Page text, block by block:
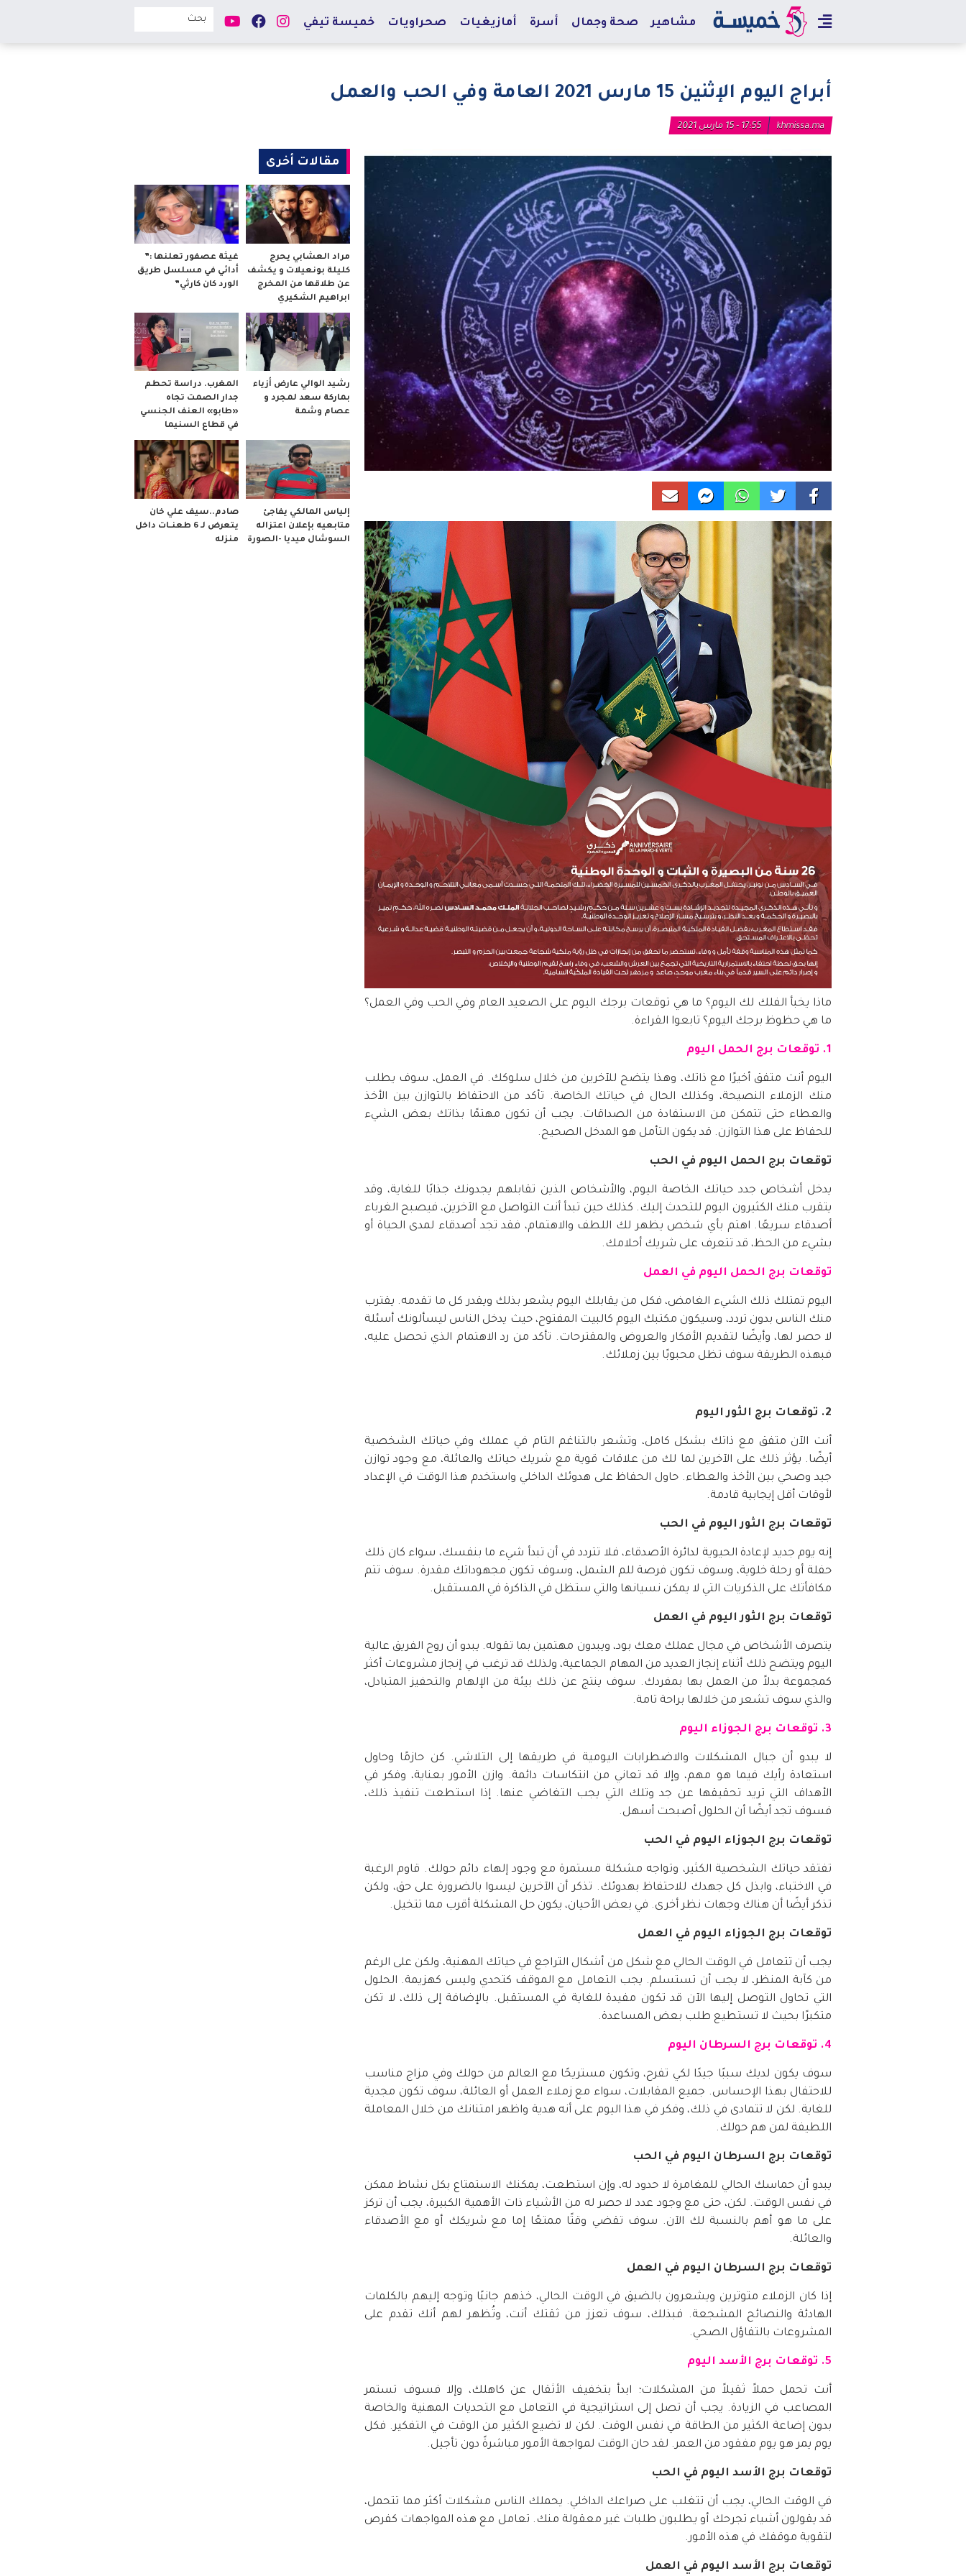
مشاهير صحة وجمال أسرة أمازيغيات صحراويات خميسة تيفي
أبراج اليوم الإثنين 15 مارس 2021 العامة وفي الحب والعمل
khmissa.ma 17:55 - 15 مارس 2021
ماذا يخبأ الفلك لك اليوم؟ ما هي توقعات برجك اليوم على الصعيد العام وفي الحب وفي العمل؟
ما هي حظوظ برجك اليوم؟ تابعوا القراءة.
1. توقعات برج الحمل اليوم
اليوم أنت متفق أخيرًا مع ذاتك، وهذا يتضح للآخرين من خلال سلوكك. في العمل، سوف يطلب
منك الزملاء النصيحة، وكذلك الحال في حياتك الخاصة. تأكد من الاحتفاظ بالتوازن بين الأخذ
والعطاء حتى تتمكن من الاستفادة من الصداقات. يجب أن تكون مهتمًا بذاتك بعض الشيء
للحفاظ على هذا التوازن. قد يكون التأمل هو المدخل الصحيح.
توقعات برج الحمل اليوم في الحب
يدخل أشخاص جدد حياتك الخاصة اليوم، والأشخاص الذين تقابلهم يجدونك جذابًا للغاية، وقد
يتقرب منك الكثيرون اليوم للتحدث إليك. كذلك حين تبدأ أنت التواصل مع الآخرين، فيصبح الغرباء
أصدقاء سريعًا. اهتم بأي شخص يظهر لك اللطف والاهتمام، فقد تجد أصدقاء لمدى الحياة أو
بشيء من الحظ، قد تتعرف على شريك أحلامك.
توقعات برج الحمل اليوم في العمل
اليوم تمتلك ذلك الشيء الغامض، فكل من يقابلك اليوم يشعر بذلك ويقدر كل ما تقدمه. يقترب
منك الناس بدون تردد، وسيكون مكتبك اليوم كالبيت المفتوح، حيث يدخل الناس ليسألونك أسئلة
لا حصر لها، وأيضًا لتقديم الأفكار والعروض والمقترحات. تأكد من رد الاهتمام الذي تحصل عليه،
فبهذه الطريقة سوف تظل محبوبًا بين زملائك.
2. توقعات برج الثور اليوم
أنت الآن متفق مع ذاتك بشكل كامل، وتشعر بالتناغم التام في عملك وفي حياتك الشخصية
أيضًا. يؤثر ذلك على الآخرين لما لك من علاقات قوية مع شريك حياتك والعائلة، مع وجود توازن
جيد وصحي بين الأخذ والعطاء. حاول الحفاظ على هدوئك الداخلي واستخدم هذا الوقت في الإعداد
لأوقات أقل إيجابية قادمة.
توقعات برج الثور اليوم في الحب
إنه يوم جديد لإعادة الحيوية لدائرة الأصدقاء، فلا تتردد في أن تبدأ شيء ما بنفسك، سواء كان ذلك
حفلة أو رحلة خلوية، وسوف تكون فرصة للم الشمل، وسوف تكون مجهوداتك مقدرة. سوف تتم
مكافأتك على الذكريات التي لا يمكن نسيانها والتي ستظل في الذاكرة في المستقبل.
توقعات برج الثور اليوم في العمل
يتصرف الأشخاص في مجال عملك معك بود، ويبدون مهتمين بما تقوله. يبدو أن روح الفريق عالية
اليوم ويتضح ذلك أثناء إنجاز العديد من المهام الجماعية، ولذلك قد ترغب في إنجاز مشروعات أكثر
كمجموعة بدلاً من العمل بها بمفردك. سوف ينتج عن ذلك بيئة من الإلهام والتحفيز المتبادل،
والذي سوف تشعر من خلالها براحة تامة.
3. توقعات برج الجوزاء اليوم
لا يبدو أن جبال المشكلات والاضطرابات اليومية في طريقها إلى التلاشي. كن حازمًا وحاول
استعادة رأيك فيما هو مهم، وإلا قد تعاني من انتكاسات دائمة. وازن الأمور بعناية، وفكر في
الأهداف التي تريد تحقيقها عن جد وتلك التي يجب التغاضي عنها. إذا استطعت تنفيذ ذلك،
فسوف تجد أيضًا أن الحلول أصبحت أسهل.
توقعات برج الجوزاء اليوم في الحب
تفتقد حياتك الشخصية الكثير، وتواجه مشكلة مستمرة مع وجود إلهاء دائم حولك. قاوم الرغبة
في الاختباء، وابذل كل جهدك للاحتفاظ بهدوئك. تذكر أن الآخرين ليسوا بالضرورة على حق، ولكن
تذكر أيضًا أن هناك وجهات نظر أخرى. في بعض الأحيان، يكون حل المشكلة أقرب مما تتخيل.
توقعات برج الجوزاء اليوم في العمل
يجب أن تتعامل في الوقت الحالي مع شكل من أشكال التراجع في حياتك المهنية، ولكن على الرغم
من كآبة المنظر، لا يجب أن تستسلم. يجب التعامل مع الموقف كتحدي وليس كهزيمة. الحلول
التي تحاول التوصل إليها الآن قد تكون مفيدة للغاية في المستقبل. بالإضافة إلى ذلك، لا تكن
متكبرًا بحيث لا تستطيع طلب بعض المساعدة.
4. توقعات برج السرطان اليوم
سوف يكون لديك سببًا جيدًا لكي تفرح، وتكون مستريحًا مع العالم من حولك وفي مزاج مناسب
للاحتفال بهذا الإحساس. جميع المقابلات، سواء مع زملاء العمل أو العائلة، سوف تكون مجدية
للغاية. لكن لا تتمادى في ذلك، وفكر في هذا اليوم على أنه هدية واظهر امتنانك من خلال المعاملة
اللطيفة لمن هم حولك.
توقعات برج السرطان اليوم في الحب
يبدو أن حماسك الحالي للمغامرة لا حدود له، وإن استطعت، يمكنك الاستمتاع بكل نشاط ممكن
في نفس الوقت. لكن، حتى مع وجود عدد لا حصر له من الأشياء ذات الأهمية الكبيرة، يجب أن تركز
على ما هو أهم بالنسبة لك الآن. سوف تقضي وقتًا ممتعًا إما مع شريكك أو مع الأصدقاء
والعائلة.
توقعات برج السرطان اليوم في العمل
إذا كان الزملاء متوترين ويشعرون بالضيق في الوقت الحالي، خذهم جانبًا وتوجه إليهم بالكلمات
الهادئة والنصائح المشجعة. فبذلك، سوف تعزز من ثقتك أنت، وتُظهر لهم أنك تقدم على
المشروعات بالتفاؤل الصحي.
5. توقعات برج الأسد اليوم
أنت تحمل حملاً ثقيلاً من المشكلات؛ ابدأ بتخفيف الأثقال عن كاهلك، وإلا فسوف تستمر
المصاعب في الزيادة. يجب أن تصل إلى استراتيجية في التعامل مع التحديات المهنية والخاصة
بدون إضاعة الكثير من الطاقة في نفس الوقت. لكن لا تضيع الكثير من الوقت في التفكير. فكل
يوم يمر هو يوم مفقود من العمر. لقد حان الوقت لمواجهة الأمور مباشرةً دون تأجيل.
توقعات برج الأسد اليوم في الحب
في الوقت الحالي، يجب أن تتغلب على صراعك الداخلي. يحملك الناس مشكلات أكثر مما تتحمل،
قد يقولون أشياء تجرحك أو يطلبون طلبات غير معقولة منك. تعامل مع هذه المواجهات كفرص
لتقوية موقفك في هذه الأمور.
توقعات برج الأسد اليوم في العمل
مقالات أخرى
مراد العشابي يحرج
كليلة بونعيلات و يكشف
عن طلاقها من المخرج
ابراهيم الشكيري
غيثة عصفور تعلنها :”
أدائي في مسلسل طريق
الورد كان كارثي”
رشيد الوالي عارض أزياء
بماركة سعد لمجرد و
عصام وشمة
المغرب. دراسة تحطم
جدار الصمت تجاه
«طابو» العنف الجنسي
في قطاع السنيما
إلياس المالكي يفاجئ
متابعيه بإعلان اعتزاله
السوشال ميديا -الصورة
صادم..سيف علي خان
يتعرض لـ 6 طعنــات داخل
منزله